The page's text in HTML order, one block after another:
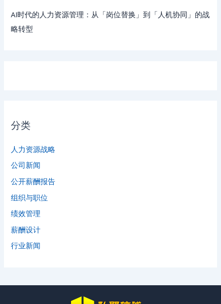
AI时代的人力资源管理：从「岗位替换」到「人机协同」的战
略转型
分类
人力资源战略
公司新闻
公开薪酬报告
组织与职位
绩效管理
薪酬设计
行业新闻